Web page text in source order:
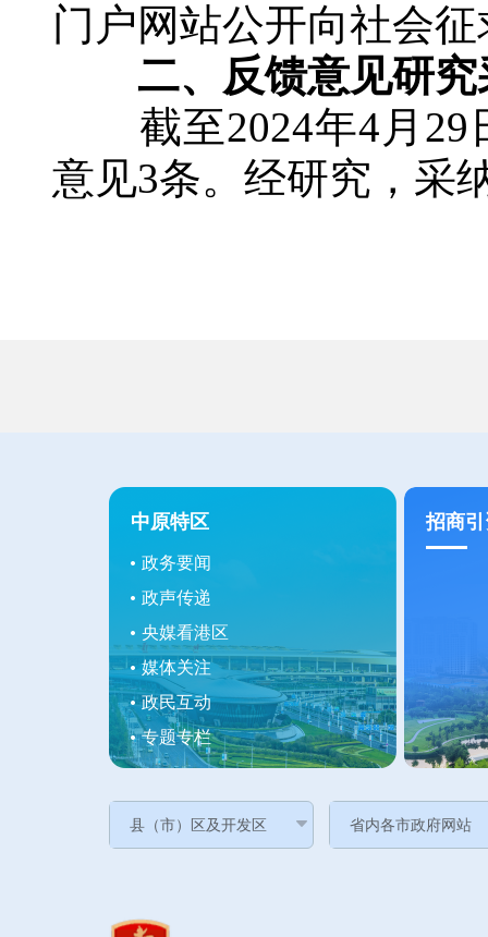
门户网站公开向社会
二、反馈意见研
截至2024年4月29
意见3条。经研究，采
中原特区
政务要闻
政声传递
央媒看港区
媒体关注
政民互动
专题专栏
招商